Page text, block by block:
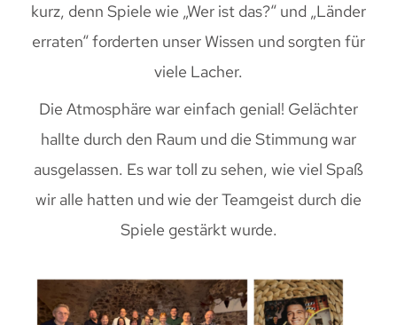
kurz, denn Spiele wie „Wer ist das?“ und „Länder
erraten“ forderten unser Wissen und sorgten für
viele Lacher.
Die Atmosphäre war einfach genial! Gelächter
hallte durch den Raum und die Stimmung war
ausgelassen. Es war toll zu sehen, wie viel Spaß
wir alle hatten und wie der Teamgeist durch die
Spiele gestärkt wurde.